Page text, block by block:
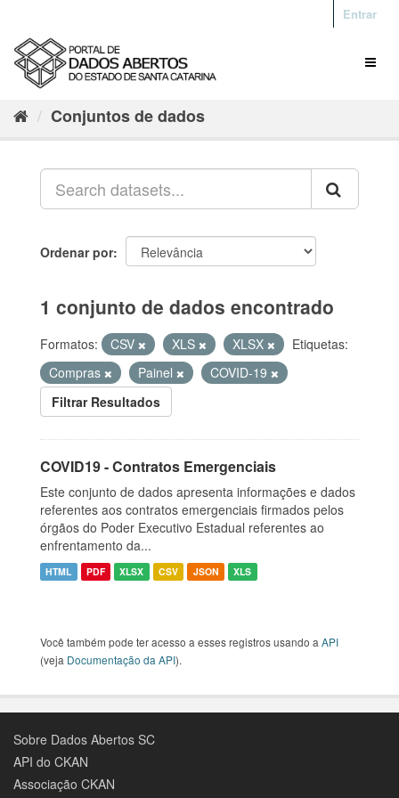
Entrar
Conjuntos de dados
Ordenar por
1 conjunto de dados encontrado
Formatos: CSV XLS XLSX
Etiquetas:
Compras
Painel
COVID-19
Filtrar Resultados
COVID19 - Contratos Emergenciais
Este conjunto de dados apresenta informações e dados
referentes aos contratos emergenciais firmados pelos
órgãos do Poder Executivo Estadual referentes ao
enfrentamento da...
HTML PDF XLSX CSV JSON XLS
Você também pode ter acesso a esses registros usando a API
(veja Documentação da API).
Sobre Dados Abertos SC
API do CKAN
Associação CKAN